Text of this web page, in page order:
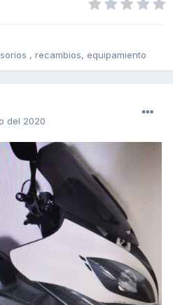
, recambios, equipamiento
del 2020